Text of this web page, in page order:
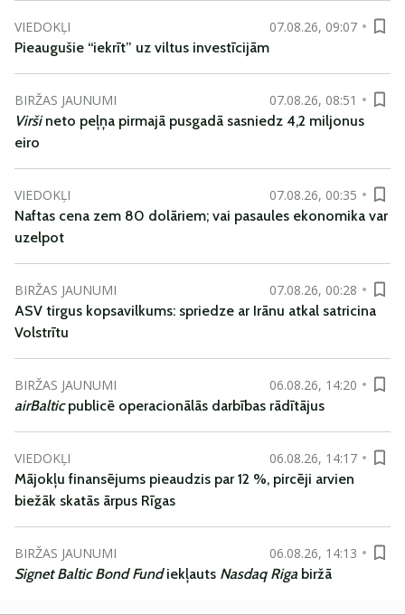
VIEDOKĻI
07.08.26, 09:07
Pieaugušie “iekrīt” uz viltus investīcijām
BIRŽAS JAUNUMI
07.08.26, 08:51
Viršineto peļņa pirmajā pusgadā sasniedz 4,2 miljonus
eiro
VIEDOKĻI
07.08.26, 00:35
Naftas cena zem 80 dolāriem; vai pasaules ekonomika var
uzelpot
BIRŽAS JAUNUMI
07.08.26, 00:28
ASV tirgus kopsavilkums: spriedze ar Irānu atkal satricina
Volstrītu
BIRŽAS JAUNUMI
06.08.26, 14:20
airBalticpublicē operacionālās darbības rādītājus
VIEDOKĻI
06.08.26, 14:17
Mājokļu finansējums pieaudzis par 12 %, pircēji arvien
biežāk skatās ārpus Rīgas
BIRŽAS JAUNUMI
06.08.26, 14:13
Signet Baltic Bond Fundiekļauts Nasdaq Riga biržā